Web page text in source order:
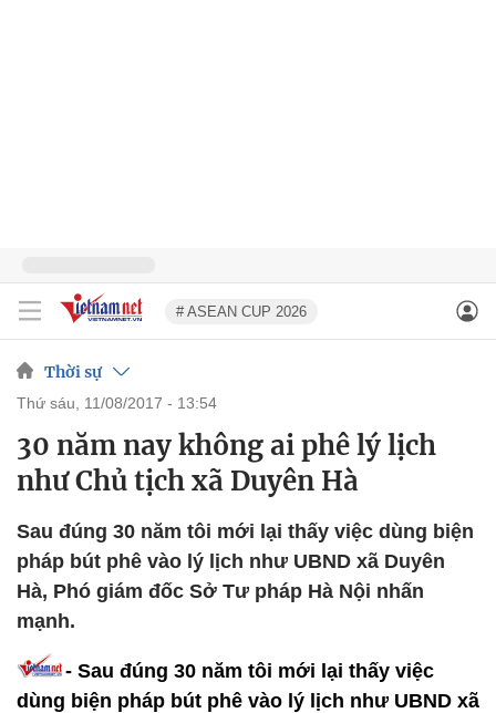
# ASEAN CUP 2026
Thời sự
thứ sáu, 11/08/2017 - 13:54
30 năm nay không ai phê lý lịch
như Chủ tịch xã Duyên Hà
Sau đúng 30 năm tôi mới lại thấy việc dùng biện
pháp bút phê vào lý lịch như UBND xã Duyên
Hà, Phó giám đốc Sở Tư pháp Hà Nội nhấn
mạnh.
- Sau đúng 30 năm tôi mới lại thấy việc
dùng biện pháp bút phê vào lý lịch như UBND xã